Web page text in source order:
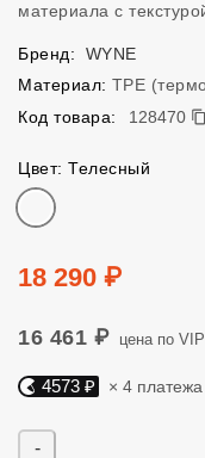
материала с
Бренд:
WYNE
Материал: TPE
Код товара:
128470
128470
Цвет: Телесный
Цвет
Цена
18 290 ₽
16 461 ₽ цена по
Яндекс Сплит. 4573
4573 ₽ × 4